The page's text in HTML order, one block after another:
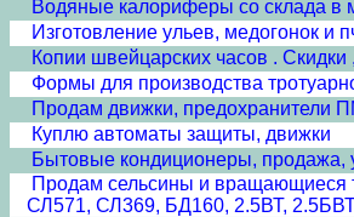
Водяные калориферы со склада в
Изготовление ульев, медогонок и
Копии швейцарских часов . Скидки
Формы для производства
Продам движки, предохранители
Куплю автоматы защиты, движки
Бытовые кондиционеры, продажа,
Продам сельсины и врaщающиеся
СЛ571, СЛ369, БД160, 2.5ВТ,